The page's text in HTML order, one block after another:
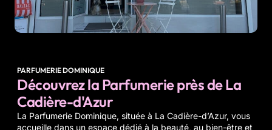
PARFUMERIE DOMINIQUE
Découvrez la Parfumerie près de La
Cadière-d'Azur
La Parfumerie Dominique, située à La Cadière-d’Azur, vous
accueille dans un espace dédié à la beauté, au bien-être et